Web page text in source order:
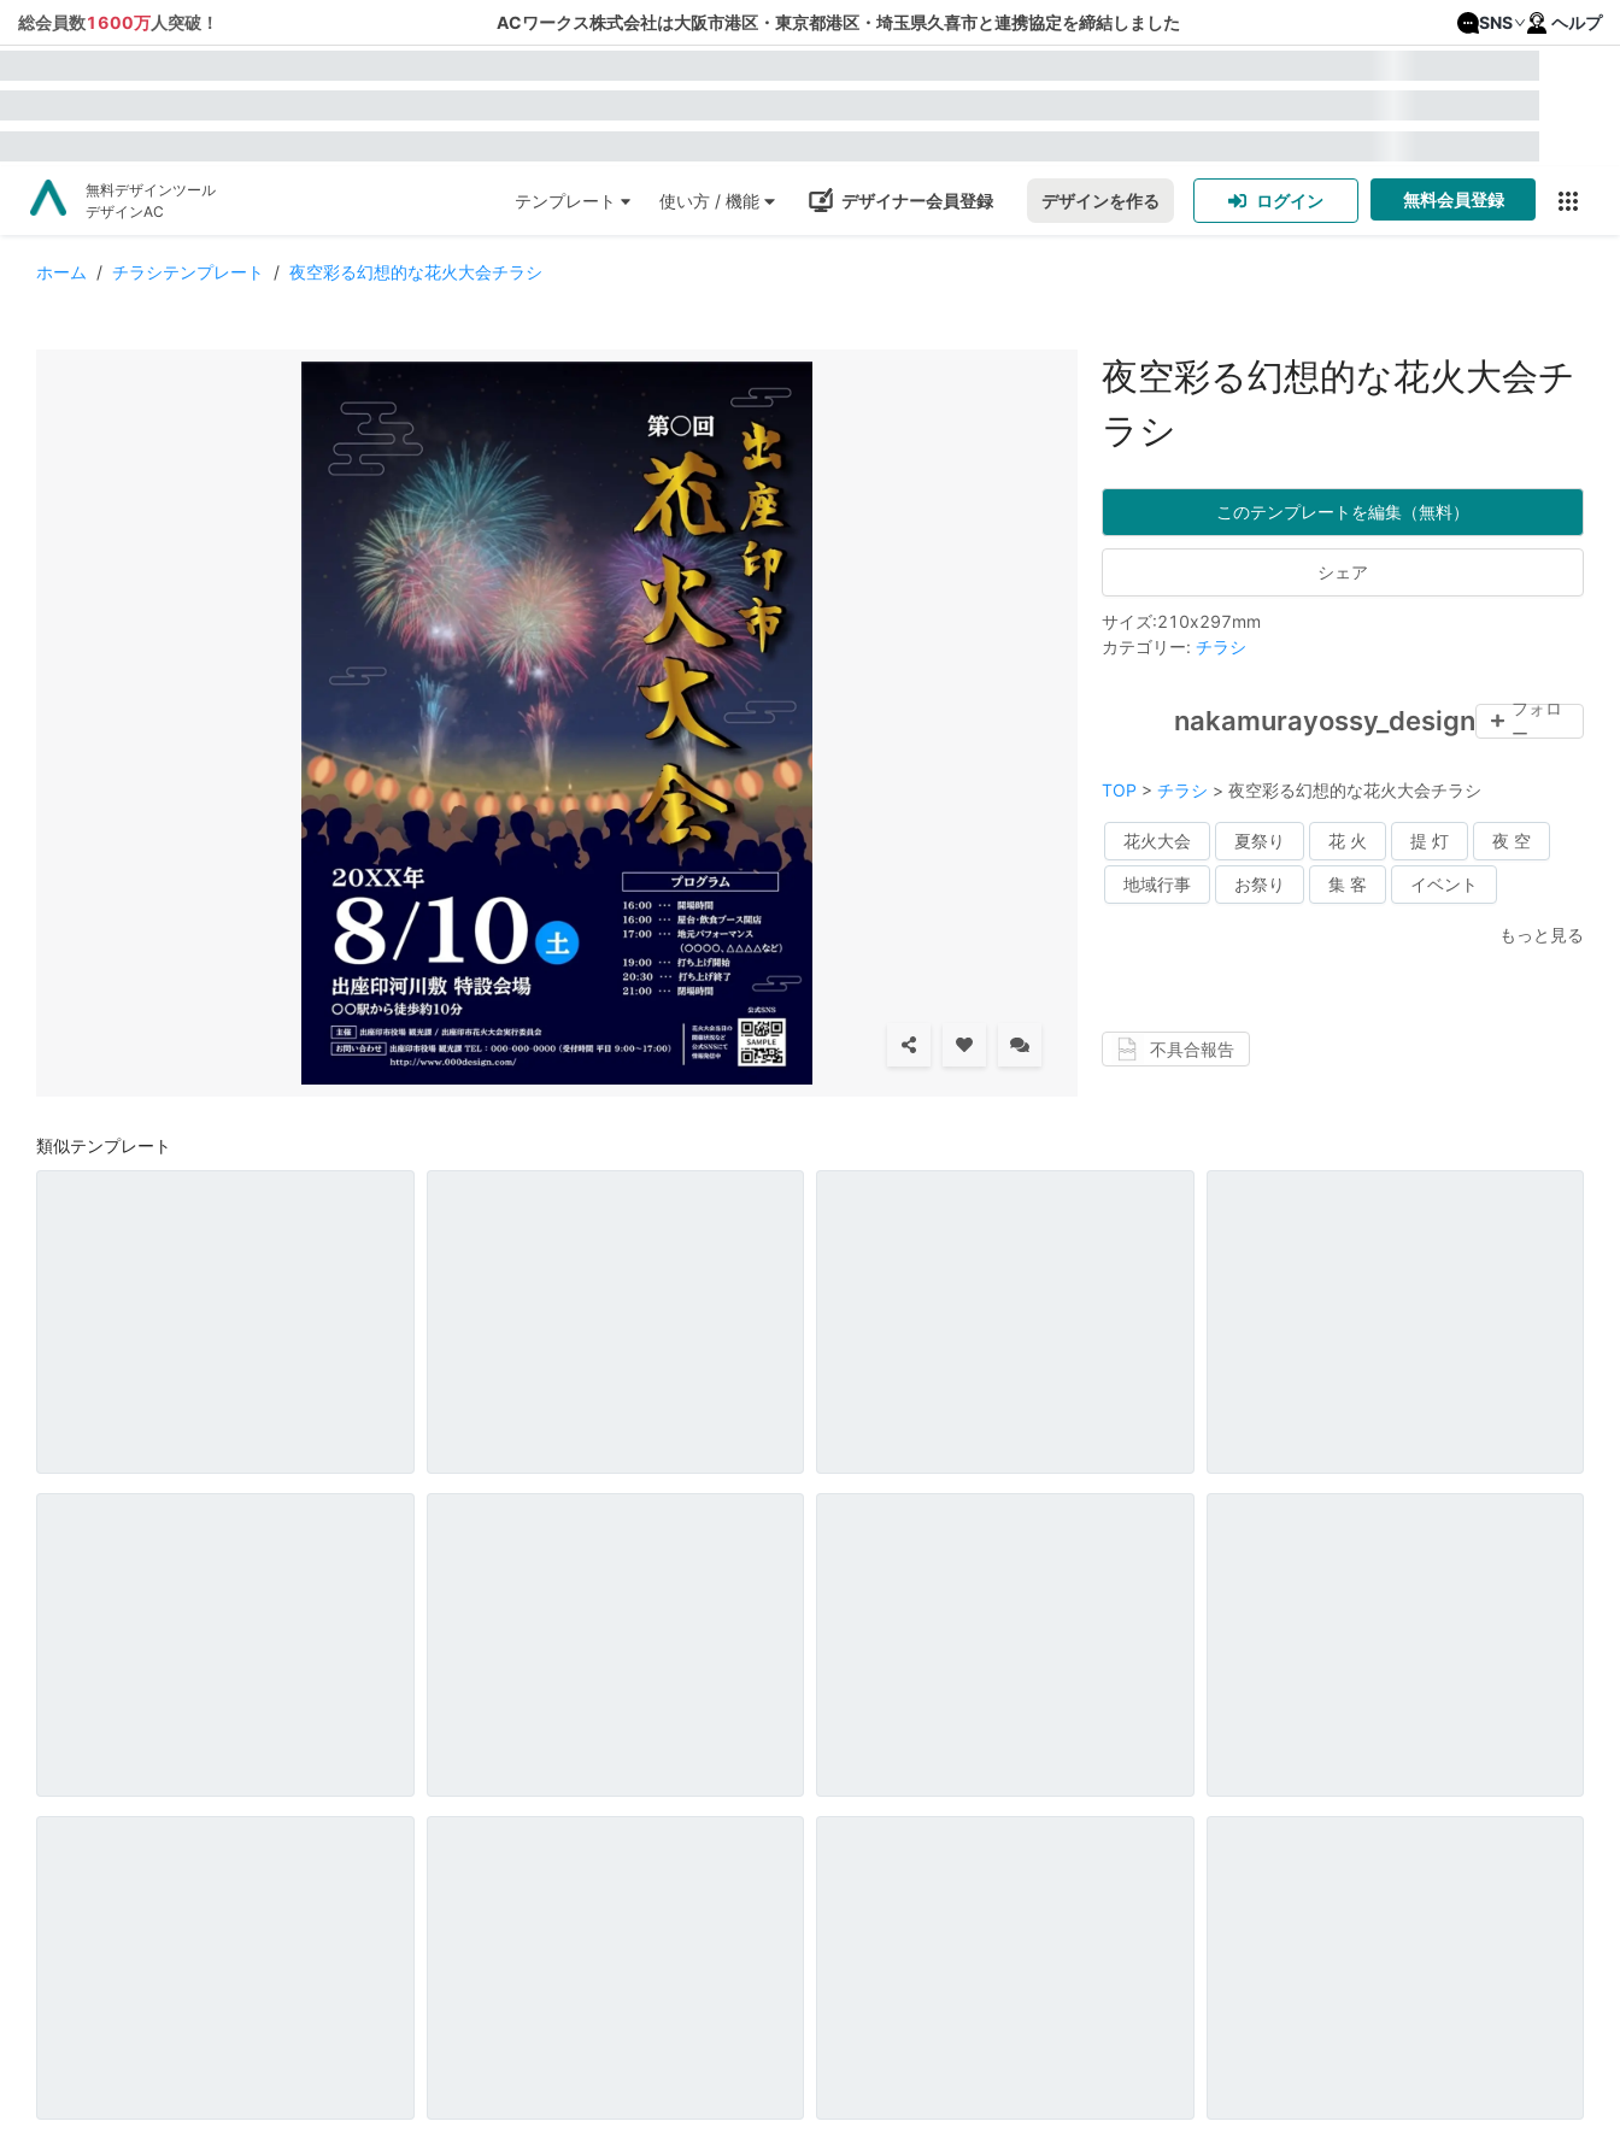
総会員数1600万人突破！ ACワークス株式会社は大阪市港区・東京都港区・埼玉県久喜市と連携協定を締結しました SNS ヘルプ
無料デザインツール
デザインAC
テンプレート 使い方 / 機能 デザイナー会員登録 デザインを作る ログイン 無料会員登録
ホーム / チラシテンプレート / 夜空彩る幻想的な花火大会チラシ
夜空彩る幻想的な花火大会チ
ラシ
このテンプレートを編集（無料）
シェア
サイズ:210x297mm
カテゴリー: チラシ
nakamurayossy_design
フォロ
ー
TOP > チラシ > 夜空彩る幻想的な花火大会チラシ
花火大会 夏祭り 花 火 提 灯 夜 空
地域行事 お祭り 集 客 イベント
もっと見る
不具合報告
類似テンプレート